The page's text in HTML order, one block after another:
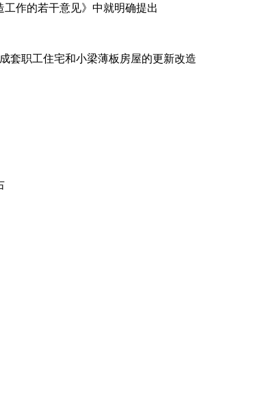
作的若干意见》中就明确提出
套职工住宅和小梁薄板房屋的更新改造